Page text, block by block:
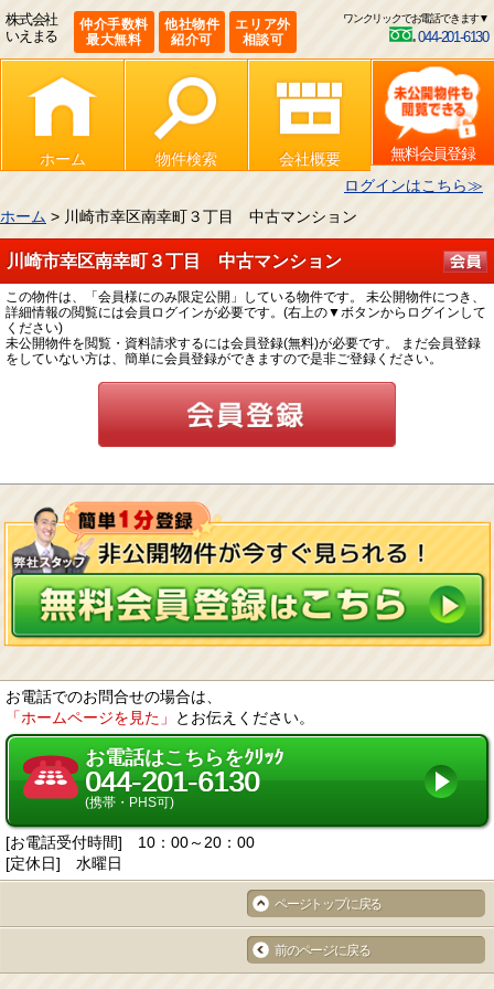
株式会社
いえまる
仲介手数料
最大無料
他社物件
紹介可
エリア外
相談可
ワンクリックでお電話できます▼
044-201-6130
ホーム 物件検索 会社概要
無料会員登録
ログインはこちら≫
ホーム > 川崎市幸区南幸町３丁目 中古マンション
川崎市幸区南幸町３丁目 中古マンション
この物件は、「会員様にのみ限定公開」している物件です。 未公開物件につき、
詳細情報の閲覧には会員ログインが必要です。(右上の▼ボタンからログインして
ください)
未公開物件を閲覧・資料請求するには会員登録(無料)が必要です。 まだ会員登録
をしていない方は、簡単に会員登録ができますので是非ご登録ください。
お電話でのお問合せの場合は、
「ホームページを見た」
とお伝えください。
お電話はこちらをｸﾘｯｸ
044-201-6130
(携帯・PHS可)
[お電話受付時間] 10：00～20：00
[定休日] 水曜日
ページトップに戻る
前のページに戻る